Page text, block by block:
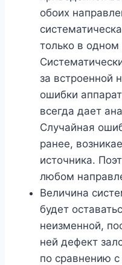
обоих
только в одном
за встроенной
ошибки
всегда дает
Случайная
ранее,
источника.
любом
Величина
будет
неизменной,
ней дефект
по сравнению